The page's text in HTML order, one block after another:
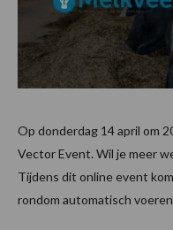
Op donderdag 14 april om
Vector Event. Wil je meer
Tijdens dit online event
rondom automatisch voeren